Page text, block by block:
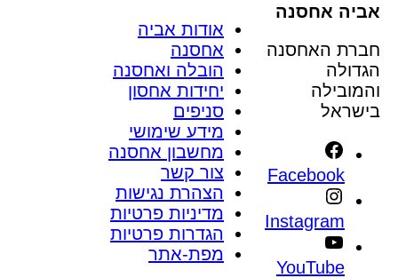
אביה אחסנה
חברת האחסנה
הגדולה
והמובילה
בישראל
Facebook
Instagram
YouTube
אודות אביה
אחסנה
הובלה ואחסנה
יחידות אחסון
סניפים
מידע שימושי
מחשבון אחסנה
צור קשר
הצהרת נגישות
מדיניות פרטיות
הגדרות פרטיות
מפת-אתר